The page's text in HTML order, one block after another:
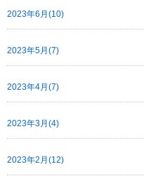
2023年6月(10)
2023年5月(7)
2023年4月(7)
2023年3月(4)
2023年2月(12)